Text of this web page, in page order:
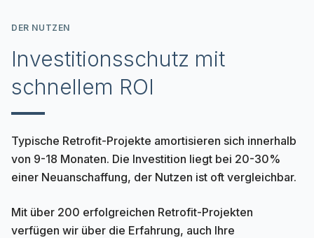
DER NUTZEN
Investitionsschutz mit
schnellem ROI
Typische Retrofit-Projekte amortisieren sich innerhalb
von 9-18 Monaten. Die Investition liegt bei 20-30%
einer Neuanschaffung, der Nutzen ist oft vergleichbar.
Mit über 200 erfolgreichen Retrofit-Projekten
verfügen wir über die Erfahrung, auch Ihre